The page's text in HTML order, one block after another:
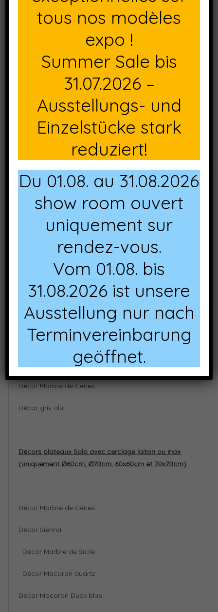
nous consulter)
Décor Palissade blanc
Décor Ex Works
Décor City gris
Décor Kbana taupe
Décor Almeria Marble
Décor Rustbrown
Décor Findus grey
Décor Marbre de Sicile
Décor Indiana
Décor Catalan
Décor Plank red
Décor Marbre de Gênes
Décor gris alu
Décors plateaux Solo avec cerclage laiton ou inox
(uniquement Ø60cm, Ø70cm, 60x60cm et 70x70cm)
Décor Marbre de Gênes
Décor Sienna
Décor Marbre de Sicile
Décor Macaron quartz
Décor Macaron Duck blue
tous nos modèles
expo !
Summer Sale bis
31.07.2026 –
Ausstellungs- und
Einzelstücke stark
reduziert!
Du 01.08. au 31.08.2026
show room ouvert
uniquement sur
rendez-vous.
Vom 01.08. bis
31.08.2026 ist unsere
Ausstellung nur nach
Terminvereinbarung
geöffnet.